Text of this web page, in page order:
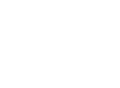
个query后，以
如果已经处理了
如使用了nginx变量
重复